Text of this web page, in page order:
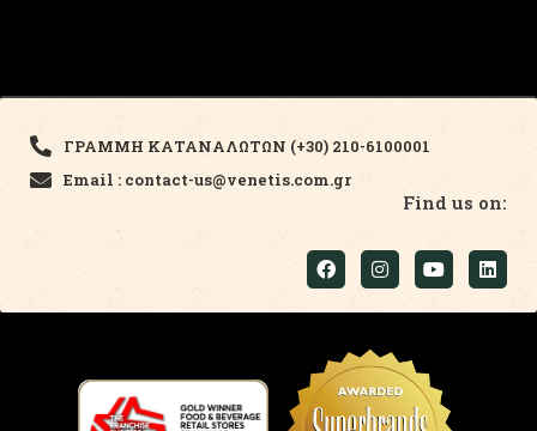
ΓΡΑΜΜΗ ΚΑΤΑΝΑΛΩΤΩΝ (+30) 210-6100001
Email : contact-us@venetis.com.gr
Find us on: